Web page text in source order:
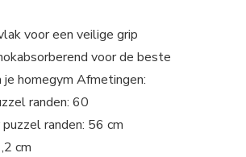
voor een veilige grip
voor de beste
je homegym Afmetingen:
randen: 60
randen: 56 cm
cm